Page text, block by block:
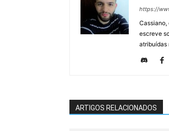
https://
Cassiano,
escreve
atribuídas
ARTIGOS RELACIONADOS